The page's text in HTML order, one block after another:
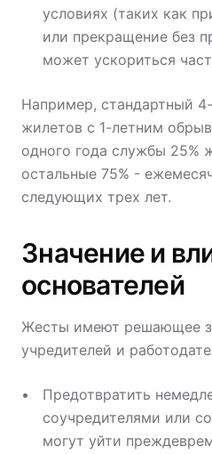
условиях (таких как
или прекращение без
может ускориться
Например, стандартный
жилетов с 1-летним
одного года службы 25%
остальные 75% -
следующих трех лет.
Значение и
основателей
Жесты имеют решающее
учредителей и
Предотвратить
соучредителями или
могут уйти